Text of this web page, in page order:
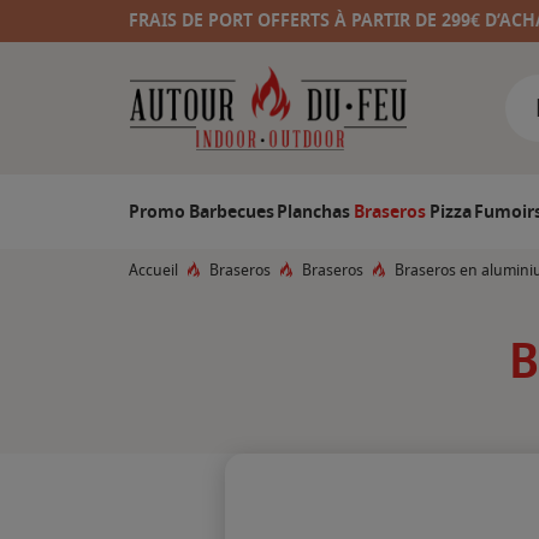
FRAIS DE PORT OFFERTS À PARTIR DE 299€
Promo BarbecuesPlanchasBraserosPizza
Accueil Braseros Braseros Braseros en